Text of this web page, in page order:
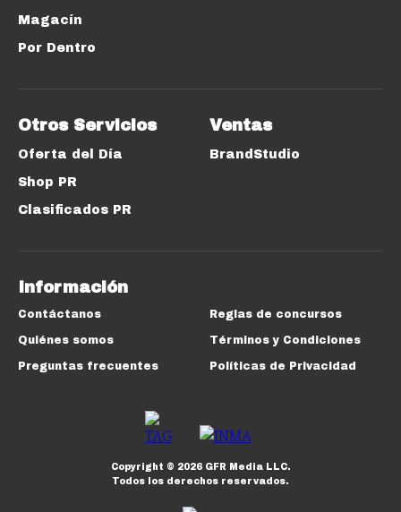
Magacín
Por Dentro
Otros Servicios
Oferta del Día
Shop PR
Clasificados PR
Ventas
BrandStudio
Información
Contáctanos
Quiénes somos
Preguntas frecuentes
Reglas de concursos
Términos y Condiciones
Políticas de Privacidad
Copyright © 2026GFR Media LLC.
Todos los derechos reservados.